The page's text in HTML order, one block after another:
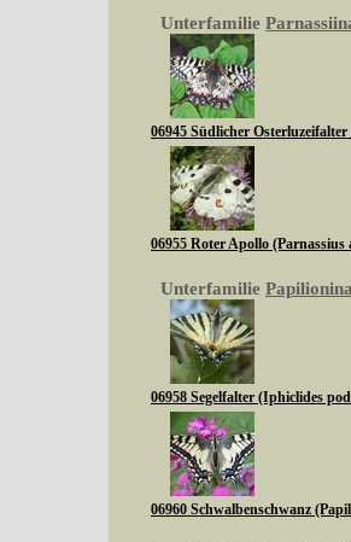
Unterfamilie
06945 Südlicher
06955 Roter Apollo
Unterfamilie
06958 Segelfalter (Iphiclides
06960 Schwalbenschwanz